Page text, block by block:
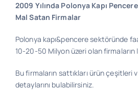
2009 Yılında Polonya Kapı
Mal Satan Firmalar
Polonya kapı&pencere sektöründe
10-20-50 Milyon üzeri olan firmaların
Bu firmaların sattıkları ürün çeşitleri
detaylarını bulabilirsiniz.